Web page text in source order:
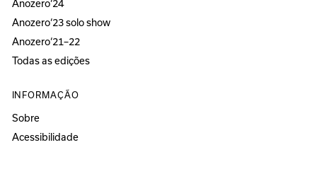
Anozero‘24
Anozero‘23 solo show
Anozero‘21–22
Todas as edições
INFORMAÇÃO
Sobre
Acessibilidade